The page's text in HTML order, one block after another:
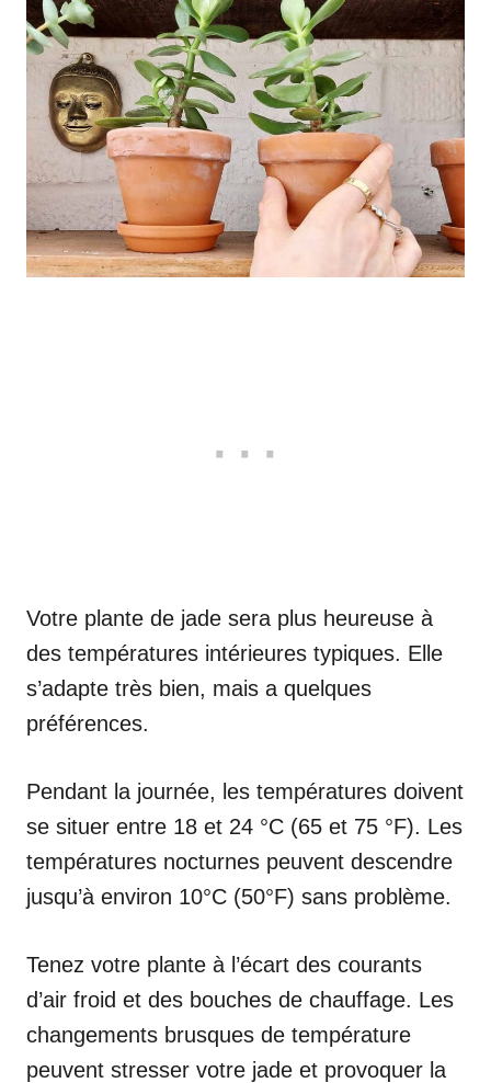
Votre plante de jade sera plus heureuse à
des températures intérieures typiques. Elle
s’adapte très bien, mais a quelques
préférences.
Pendant la journée, les températures doivent
se situer entre 18 et 24 °C (65 et 75 °F). Les
températures nocturnes peuvent descendre
jusqu’à environ 10°C (50°F) sans problème.
Tenez votre plante à l’écart des courants
d’air froid et des bouches de chauffage. Les
changements brusques de température
peuvent stresser votre jade et provoquer la